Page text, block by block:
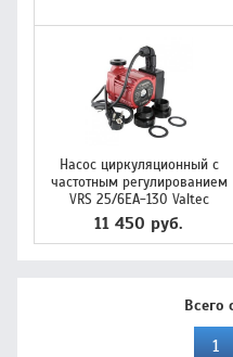
Насос циркуляционный с
частотным регулированием
VRS 25/6EA-130 Valtec
11 450 руб.
Всего
1